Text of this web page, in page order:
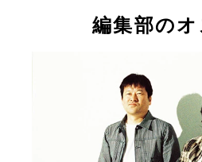
編集部のオ